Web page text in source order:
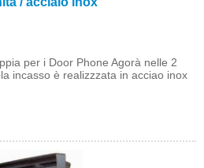
per i Door Phone Agorà nelle 2
incasso è realizzzata in acciao inox